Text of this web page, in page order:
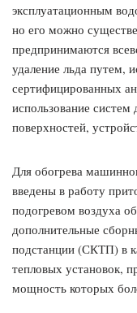
эксплуатационным
но его можно
предпринимаются
удаление льда путем,
сертифицированных
использование систем
поверхностей,
Для обогрева
введены в работу
подогревом воздуха
дополнительные
подстанции (СКТП) в
тепловых установок,
мощность которых